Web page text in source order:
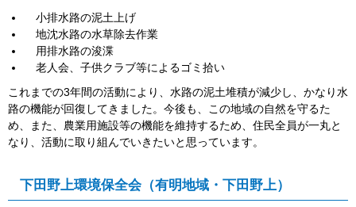
小排水路の泥土上げ
地沈水路の水草除去作業
用排水路の浚渫
老人会、子供クラブ等によるゴミ拾い
これまでの3年間の活動により、水路の泥土堆積が減少し、かなり水
路の機能が回復してきました。今後も、この地域の自然を守るた
め、また、農業用施設等の機能を維持するため、住民全員が一丸と
なり、活動に取り組んでいきたいと思っています。
下田野上環境保全会（有明地域・下田野上）